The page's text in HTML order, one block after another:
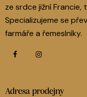
ze srdce jižní Francie,
Specializujeme se
farmáře a řemeslníky.
Adresa prodejny